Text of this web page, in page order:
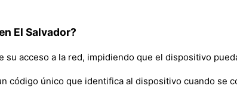
El Salvador?
acceso a la red, impidiendo que el dispositivo
código único que identifica al dispositivo cuando se